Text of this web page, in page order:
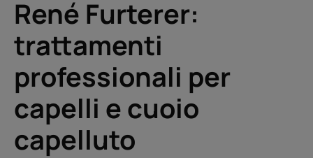
René Furterer:
trattamenti
professionali per
capelli e cuoio
capelluto